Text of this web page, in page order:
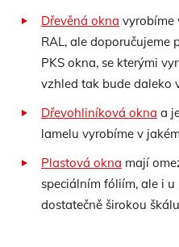
Dřevěná okna vyrobíme
RAL, ale doporučujeme
PKS okna, se kterými
vzhled tak bude daleko
Dřevohliníková okna a
lamelu vyrobíme v
Plastová okna mají
speciálním fóliím, ale i
dostatečně širokou